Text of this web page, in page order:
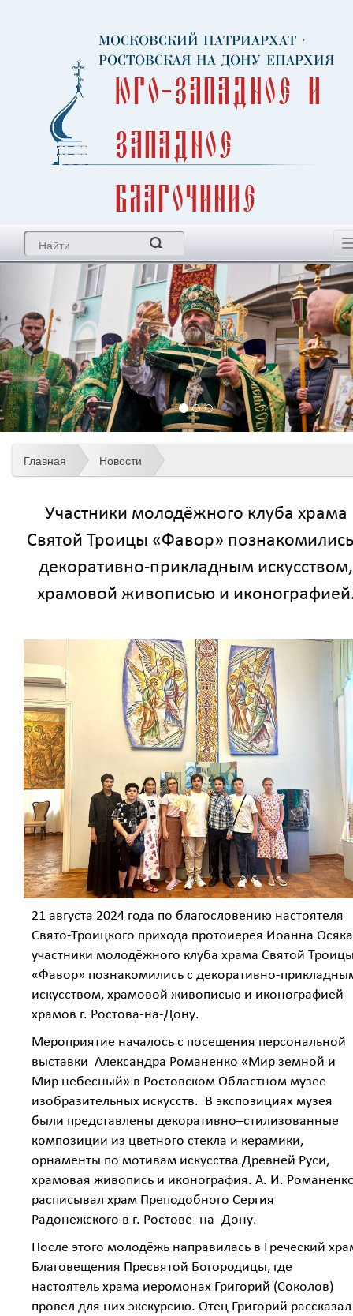
МОСКОВСКИЙ ПАТРИАРХАТ ·
РОСТОВСКАЯ-НА-ДОНУ ЕПАРХИЯ
Юго-Западное и
Западное
благочиние
Главная Новости
Участники молодёжного клуба храма
Святой Троицы «Фавор»
декоративно-прикладным искусством,
храмовой живописью и
21 августа 2024 года по благословению настоятеля
Свято-Троицкого прихода протоиерея Иоанна Осяка
участники молодёжного клуба храма Святой
«Фавор» познакомились с декоративно-
искусством, храмовой живописью и иконографией
храмов г. Ростова-на-Дону.
Мероприятие началось с посещения персональной
выставки Александра Романенко «Мир земной и
Мир небесный» в Ростовском Областном музее
изобразительных искусств. В экспозициях музея
были представлены декоративно–стилизованные
композиции из цветного стекла и керамики,
орнаменты по мотивам искусства Древней Руси,
храмовая живопись и иконография. А. И.
расписывал храм Преподобного Сергия
Радонежского в г. Ростове–на–Дону.
После этого молодёжь направилась в Греческий
Благовещения Пресвятой Богородицы, где
настоятель храма иеромонах Григорий (Соколов)
провел для них экскурсию. Отец Григорий рассказал